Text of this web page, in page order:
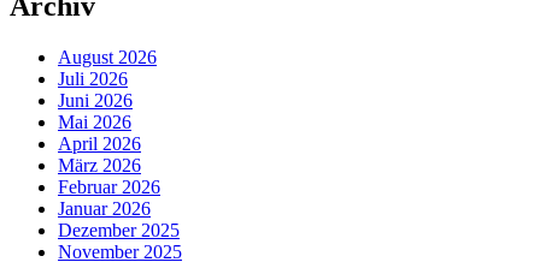
August 2026
Juli 2026
Juni 2026
Mai 2026
April 2026
März 2026
Februar 2026
Januar 2026
Dezember 2025
November 2025